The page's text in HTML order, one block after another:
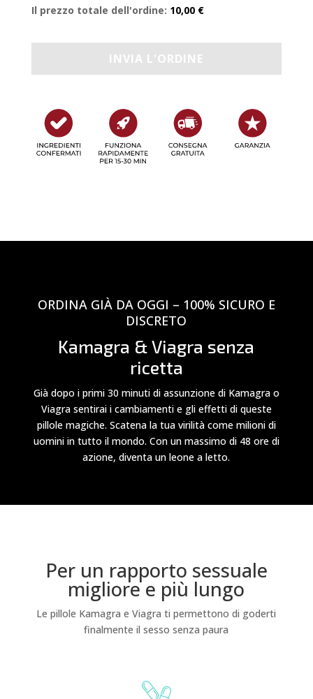
Il prezzo totale dell'ordine: 10,00 €
ORDINA GIÀ DA OGGI – 100% SICURO E
DISCRETO
Kamagra & Viagra senza
ricetta
Già dopo i primi 30 minuti di assunzione di Kamagra o
Viagra sentirai i cambiamenti e gli effetti di queste
pillole magiche. Scatena la tua virilità come milioni di
uomini in tutto il mondo. Con un massimo di 48 ore di
azione, diventa un leone a letto.
Per un rapporto sessuale
migliore e più lungo
Le pillole Kamagra e Viagra ti permettono di goderti
finalmente il sesso senza paura